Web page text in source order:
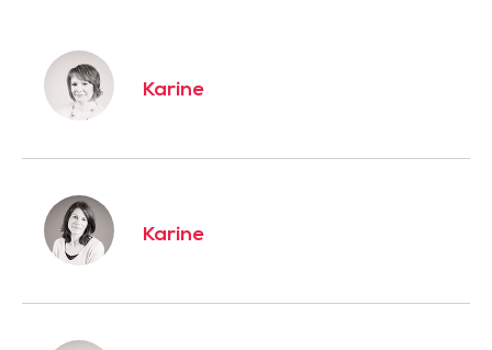
Karine
Karine